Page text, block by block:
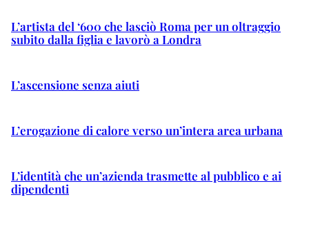
L’artista del ‘600 che lasciò Roma per un oltraggio
subito dalla figlia e lavorò a Londra
L’ascensione senza aiuti
L’erogazione di calore verso un’intera area urbana
L’identità che un’azienda trasmette al pubblico e ai
dipendenti